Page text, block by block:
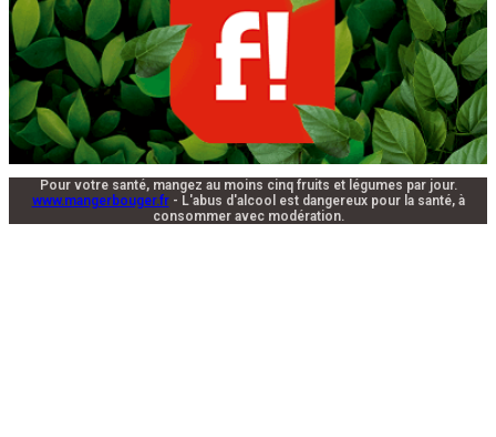
Pour votre santé, mangez au moins cinq fruits et légumes par jour.
www.mangerbouger.fr- L'abus d'alcool est dangereux pour la santé, à
consommer avec modération.